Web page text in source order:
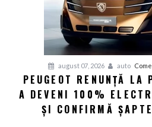
august 07, 2026 auto
PEUGEOT RENUNȚĂ LA
A DEVENI 100%
ȘI CONFIRMĂ